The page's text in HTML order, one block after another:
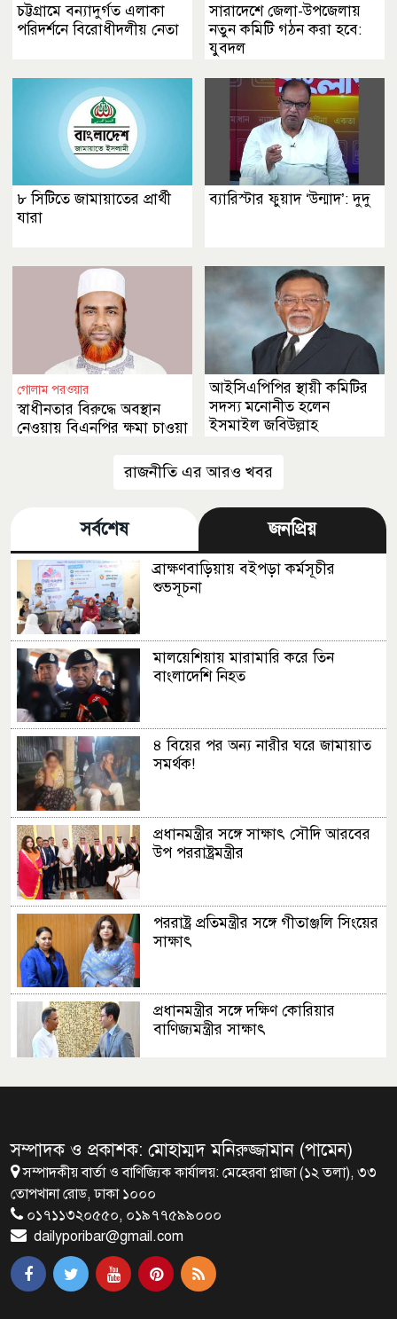
চট্টগ্রামে বন্যাদুর্গত এলাকা
পরিদর্শনে বিরোধীদলীয় নেতা
সারাদেশে জেলা-উপজেলায়
নতুন কমিটি গঠন করা হবে:
যুবদল
৮ সিটিতে জামায়াতের প্রার্থী
যারা
ব্যারিস্টার ফুয়াদ ‘উন্মাদ’: দুদু
গোলাম পরওয়ার
স্বাধীনতার বিরুদ্ধে অবস্থান
নেওয়ায় বিএনপির ক্ষমা চাওয়া
আইসিএপিপির স্থায়ী কমিটির
সদস্য মনোনীত হলেন
ইসমাইল জবিউল্লাহ
রাজনীতি এর আরও খবর
সর্বশেষ জনপ্রিয়
ব্রাক্ষণবাড়িয়ায় বইপড়া কর্মসূচীর
শুভসূচনা
মালয়েশিয়ায় মারামারি করে তিন
বাংলাদেশি নিহত
৪ বিয়ের পর অন্য নারীর ঘরে জামায়াত
সমর্থক!
প্রধানমন্ত্রীর সঙ্গে সাক্ষাৎ সৌদি আরবের
উপ পররাষ্ট্রমন্ত্রীর
পররাষ্ট্র প্রতিমন্ত্রীর সঙ্গে গীতাঞ্জলি সিংয়ের
সাক্ষাৎ
প্রধানমন্ত্রীর সঙ্গে দক্ষিণ কোরিয়ার
বাণিজ্যমন্ত্রীর সাক্ষাৎ
দেশের প্রতিটি ইপিজেডে বৃক্ষরোপণ করা
হবে
আগুনঝরা জুলাই: রক্তে লেখা এক
বিপ্লবের দিনলিপি
সম্পাদক ও প্রকাশক: মোহাম্মদ মনিরুজ্জামান (পামেন)
সম্পাদকীয় বার্তা ও বাণিজ্যিক কার্যালয়: মেহেরবা প্লাজা (১২ তলা), ৩৩
তোপখানা রোড, ঢাকা ১০০০
০১৭১১৩২০৫৫০, ০১৯৭৭৫৯৯০০০
dailyporibar@gmail.com